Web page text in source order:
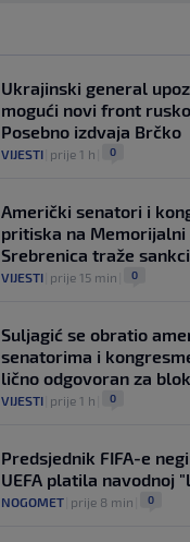
Ukrajinski general
mogući novi front
Posebno izdvaja Brčko
VIJESTI prije 1 h 0
Američki senatori i
pritiska na
Srebrenica traže
VIJESTI prije 15 min 0
Suljagić se obratio
senatorima i
lično odgovoran za
VIJESTI prije 1 h 0
Predsjednik FIFA-e
UEFA platila navodnoj
NOGOMET prije 8 min 0